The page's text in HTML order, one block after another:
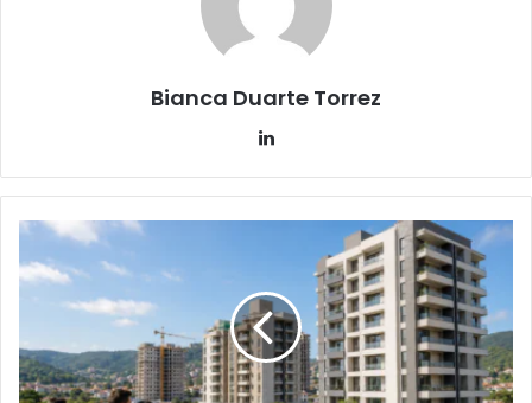
Bianca Duarte Torrez